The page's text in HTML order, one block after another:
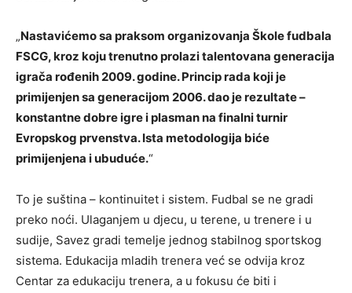
„Nastavićemo sa praksom organizovanja Škole fudbala
FSCG, kroz koju trenutno prolazi talentovana generacija
igrača rođenih 2009. godine. Princip rada koji je
primijenjen sa generacijom 2006. dao je rezultate –
konstantne dobre igre i plasman na finalni turnir
Evropskog prvenstva. Ista metodologija biće
primijenjena i ubuduće.“
To je suština – kontinuitet i sistem. Fudbal se ne gradi
preko noći. Ulaganjem u djecu, u terene, u trenere i u
sudije, Savez gradi temelje jednog stabilnog sportskog
sistema. Edukacija mladih trenera već se odvija kroz
Centar za edukaciju trenera, a u fokusu će biti i